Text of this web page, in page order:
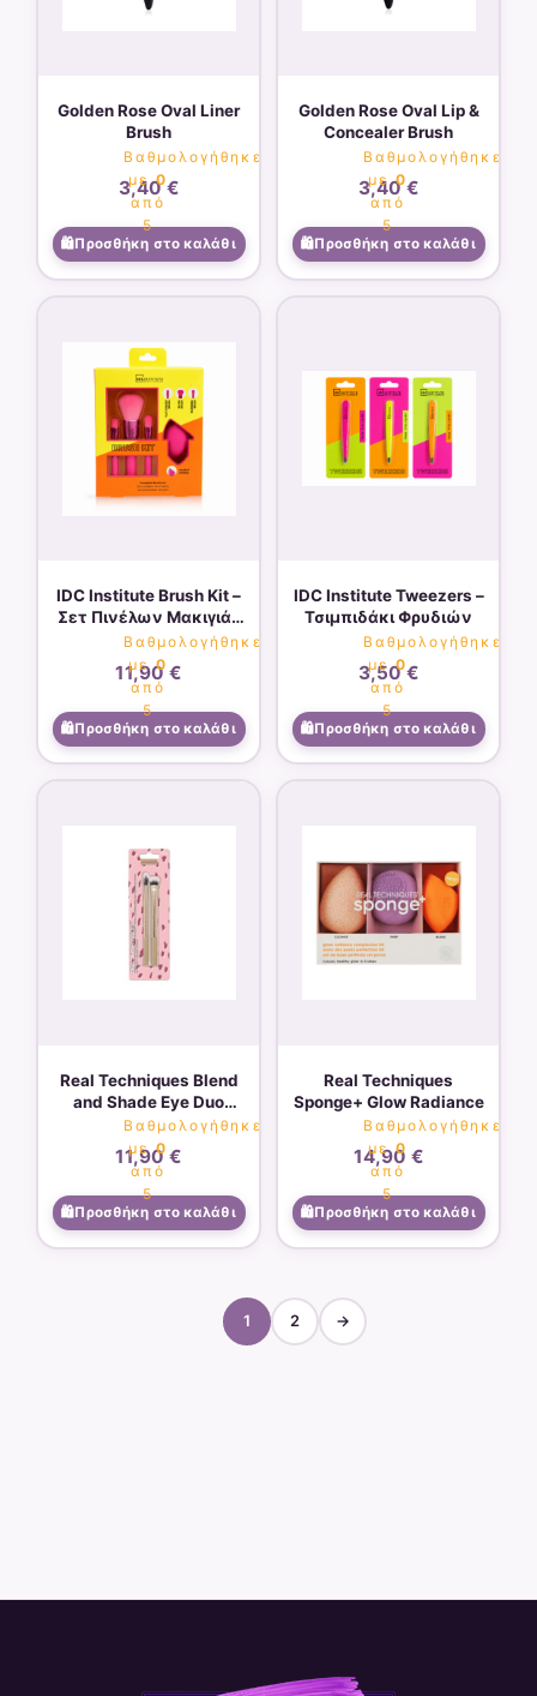
Golden Rose Oval Liner
Brush
Βαθμολογήθηκε
με0
από
5
3,40€
Προσθήκη στο καλάθι
Golden Rose Oval Lip &
Concealer Brush
Βαθμολογήθηκε
με0
από
5
3,40€
Προσθήκη στο καλάθι
IDC Institute Brush Kit –
Σετ Πινέλων Μακιγιάζ
με Σφουγγαράκι
Βαθμολογήθηκε
με0
από
5
11,90€
Προσθήκη στο καλάθι
IDC Institute Tweezers –
Τσιμπιδάκι Φρυδιών
Βαθμολογήθηκε
με0
από
5
3,50€
Προσθήκη στο καλάθι
Real Techniques Blend
and Shade Eye Duo
Brush
Βαθμολογήθηκε
με0
από
5
11,90€
Προσθήκη στο καλάθι
Real Techniques
Sponge+ Glow Radiance
Βαθμολογήθηκε
με0
από
5
14,90 €
Προσθήκη στο καλάθι
1 2 →